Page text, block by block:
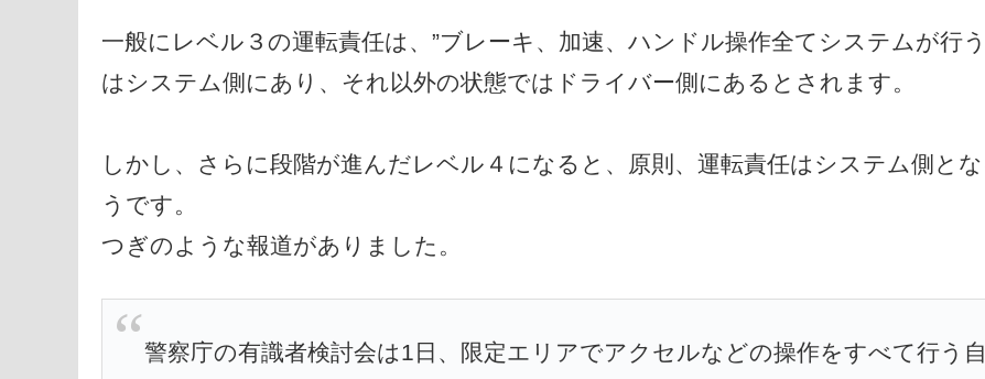
一般にレベル３の運転責任は、”ブレーキ、加速、ハンドル操作全てシステムが行
はシステム側にあり、それ以外の状態ではドライバー側にあるとされます。
しかし、さらに段階が進んだレベル４になると、原則、運転責任はシステム側とな
うです。
つぎのような報道がありました。
警察庁の有識者検討会は1日、限定エリアでアクセルなどの操作をすべて行う自